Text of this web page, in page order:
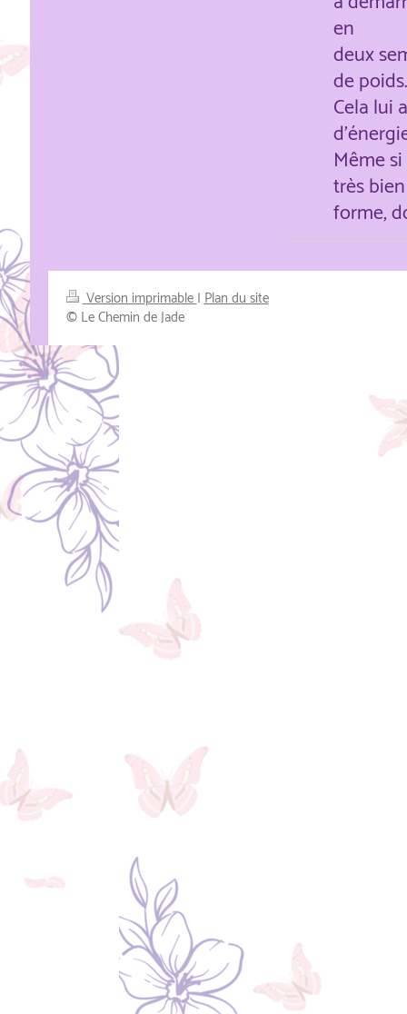
en
deux
de poids.
Cela lui
Même
très
forme,
Version imprimable|Plan du site
© Le Chemin de Jade